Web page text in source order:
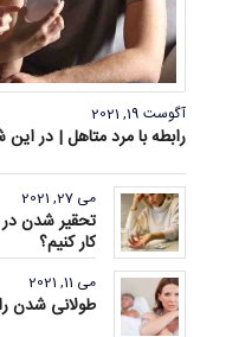
آگوست 19, 2021
رابطه با مرد متاهل | در
می 27, 2021
تحقیر شدن
کار کنیم؟
می 11, 2021
طولانی شدن